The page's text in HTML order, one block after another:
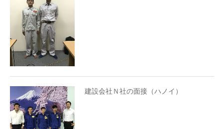
建設会社Ｎ社の面接（ハノイ）